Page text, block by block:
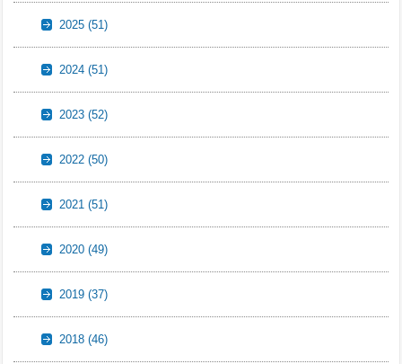
2025(51)
2024(51)
2023(52)
2022(50)
2021(51)
2020(49)
2019(37)
2018(46)